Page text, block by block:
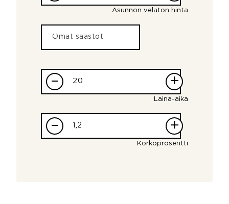
Asunnon velaton hinta
– +
Laina-aika
– +
Korkoprosentti